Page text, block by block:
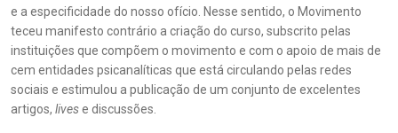
e a especificidade do nosso ofício. Nesse sentido, o Movimento
teceu manifesto contrário a criação do curso, subscrito pelas
instituições que compõem o movimento e com o apoio de mais de
cem entidades psicanalíticas que está circulando pelas redes
sociais e estimulou a publicação de um conjunto de excelentes
artigos, livese discussões.